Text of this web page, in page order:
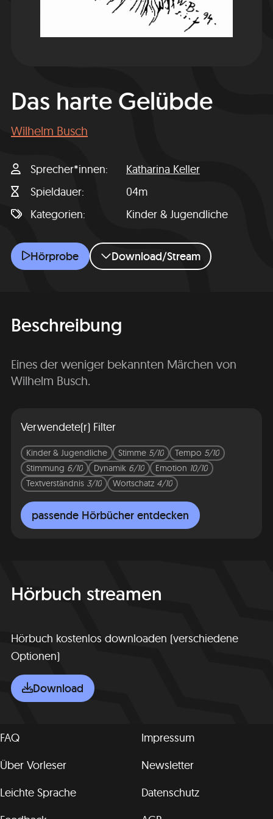
Das harte Gelübde
Wilhelm Busch
Sprecher*innen
Katharina Keller
Spieldauer
04m
Kategorien
Kinder & Jugendliche
Das harte Gelübde
Hörprobe Download/Stream
Beschreibung
Eines der weniger bekannten Märchen von
Wilhelm Busch.
Verwendete(r) Filter
Kinder & Jugendliche Stimme 5/10 Tempo 5/10
Stimmung 6/10 Dynamik 6/10 Emotion 10/10
Textverständnis 3/10 Wortschatz 4/10
passende Hörbücher entdecken
Hörbuch streamen
Hörbuch kostenlos downloaden (verschiedene
Optionen)
Download
FAQ
Über Vorleser
Leichte Sprache
Impressum
Newsletter
Datenschutz